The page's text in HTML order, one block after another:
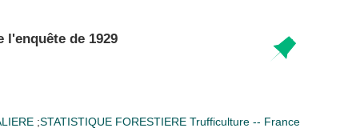
de 1929
;STATISTIQUE FORESTIERE Trufficulture -- France